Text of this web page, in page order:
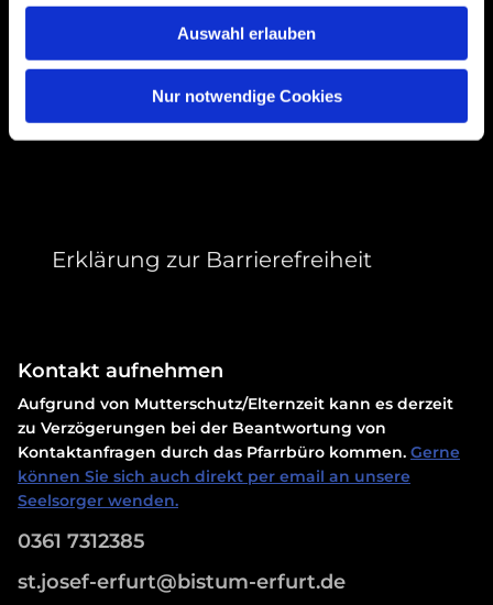
Auswahl erlauben
Nur notwendige Cookies
Erklärung zur Barrierefreiheit
Kontakt aufnehmen
Aufgrund von Mutterschutz/Elternzeit kann es derzeit
zu Verzögerungen bei der Beantwortung von
Kontaktanfragen durch das Pfarrbüro kommen. Gerne
können Sie sich auch direkt per email an unsere
Seelsorger wenden.
0361 7312385
st.josef-erfurt@bistum-erfurt.de